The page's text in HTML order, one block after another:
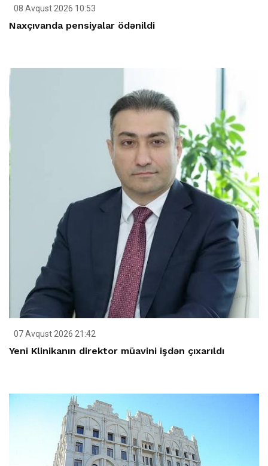
08 Avqust 2026 10:53
Naxçıvanda pensiyalar ödənildi
07 Avqust 2026 21:42
Yeni Klinikanın direktor müavini işdən çıxarıldı